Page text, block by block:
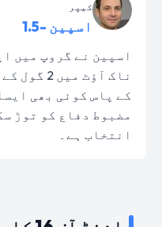
کیپر
اسپین -1.5
اسپین نے گروپ میں
ناک آؤٹ
کے پاس کوئی بھی
انتخاب ہے۔